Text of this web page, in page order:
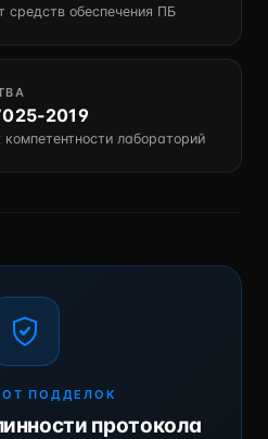
средств обеспечения ПБ
2019
лабораторий
ПОДДЕЛОК
протокола